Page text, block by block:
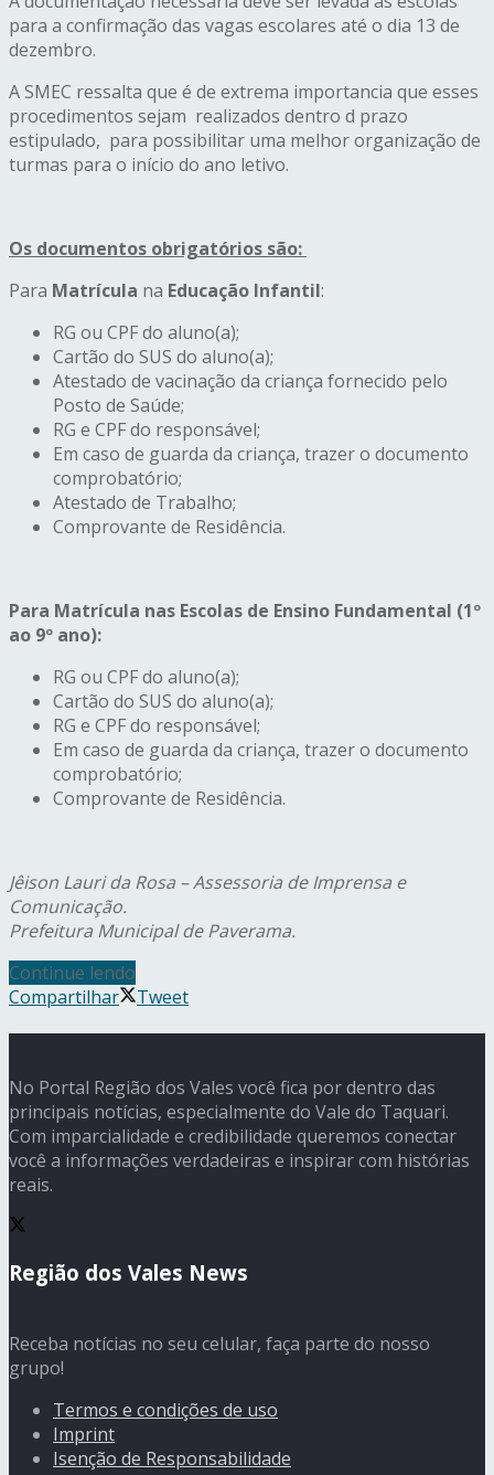
para a confirmação das vagas escolares até o dia 13 de
dezembro.
A SMEC ressalta que é de extrema importancia que esses
procedimentos sejam realizados dentro d prazo
estipulado, para possibilitar uma melhor organização de
turmas para o início do ano letivo.
Os documentos obrigatórios são:
Para Matrícula na Educação Infantil:
RG ou CPF do aluno(a);
Cartão do SUS do aluno(a);
Atestado de vacinação da criança fornecido pelo
Posto de Saúde;
RG e CPF do responsável;
Em caso de guarda da criança, trazer o documento
comprobatório;
Atestado de Trabalho;
Comprovante de Residência.
Para Matrícula nas Escolas de Ensino Fundamental (1º
ao 9º ano):
RG ou CPF do aluno(a);
Cartão do SUS do aluno(a);
RG e CPF do responsável;
Em caso de guarda da criança, trazer o documento
comprobatório;
Comprovante de Residência.
Jêison Lauri da Rosa – Assessoria de Imprensa e
Comunicação.
Prefeitura Municipal de Paverama.
Continue lendo
Compartilhar
Tweet
No Portal Região dos Vales você fica por dentro das
principais notícias, especialmente do Vale do Taquari.
Com imparcialidade e credibilidade queremos conectar
você a informações verdadeiras e inspirar com histórias
reais.
Região dos Vales News
Receba notícias no seu celular, faça parte do nosso
grupo!
Termos e condições de uso
Imprint
Isenção de Responsabilidade